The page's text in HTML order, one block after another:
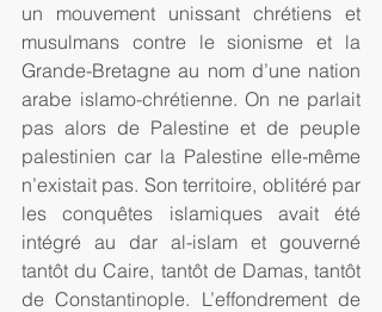
un mouvement unissant chrétiens et
musulmans contre le sionisme et la
Grande-Bretagne au nom d’une nation
arabe islamo-chrétienne. On ne parlait
pas alors de Palestine et de peuple
palestinien car la Palestine elle-même
n’existait pas. Son territoire, oblitéré par
les conquêtes islamiques avait été
intégré au dar al-islam et gouverné
tantôt du Caire, tantôt de Damas, tantôt
de Constantinople. L’effondrement de